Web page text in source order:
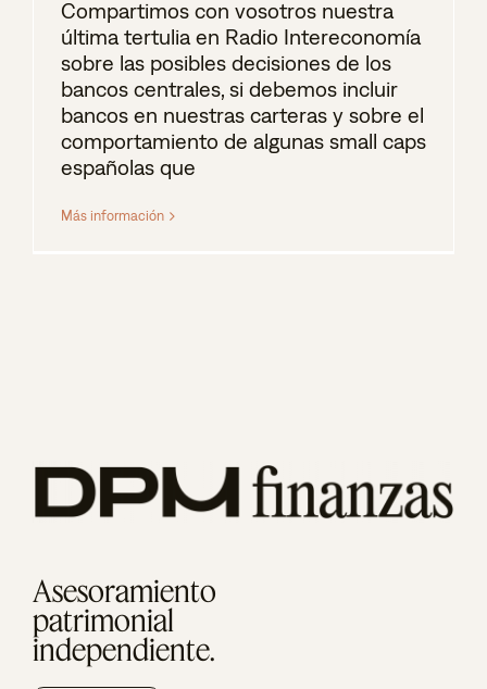
Compartimos con vosotros nuestra
última tertulia en Radio Intereconomía
sobre las posibles decisiones de los
bancos centrales, si debemos incluir
bancos en nuestras carteras y sobre el
comportamiento de algunas small caps
españolas que
Más información
Asesoramiento
patrimonial
independiente.